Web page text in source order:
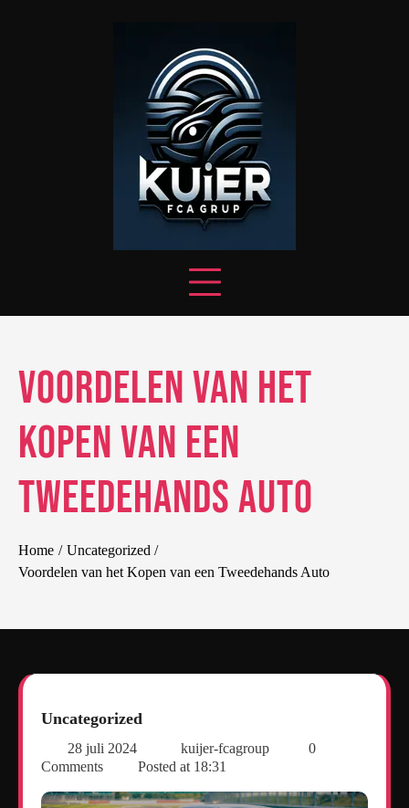
Voordelen van het
Kopen van een
Tweedehands Auto
Home
Uncategorized
Voordelen van het Kopen van een Tweedehands Auto
Uncategorized
28 juli 2024 kuijer-fcagroup
0
Comments
Posted at 18:31